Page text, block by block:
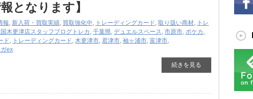
となります】
報, 新入荷・買取実績, 買取強化中, トレーディングカード, 取り扱い商材, トレ
木更津店スタッフブログ トレカ , 千葉県, デュエルスペース, 市原市, ポケカ ,
ド, トレーディングカード, 木更津市, 君津市, 袖ヶ浦市, 富津市,
ex
続きを見る